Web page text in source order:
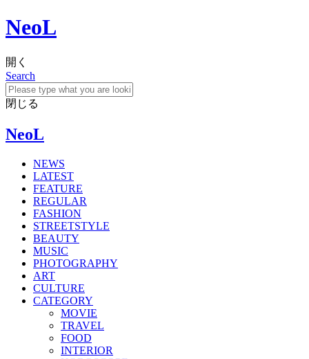
NeoL
開く
Search
閉じる
NeoL
NEWS
LATEST
FEATURE
REGULAR
FASHION
STREETSTYLE
BEAUTY
MUSIC
PHOTOGRAPHY
ART
CULTURE
CATEGORY
MOVIE
TRAVEL
FOOD
INTERIOR